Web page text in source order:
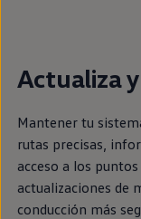
Actualiza
Mantener tu
rutas precisas,
acceso a los
actualizaciones de
conducción más